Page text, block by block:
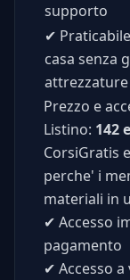
supporto
✔
casa senza
attrezzature
Prezzo e
Listino: 142
CorsiGratis
perche' i
materiali in
✔ Accesso
pagamento
✔ Accesso